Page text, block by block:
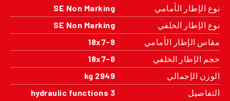
نوع الإطار الأمامي
SE Non Marking
نوع الإطار الخلفي
SE Non Marking
مقاس الإطار الأمامي
18x7-8
حجم الإطار الخلفي
18x7-8
الوزن الإجمالي
2949 kg
التفاصيل
3 hydraulic functions